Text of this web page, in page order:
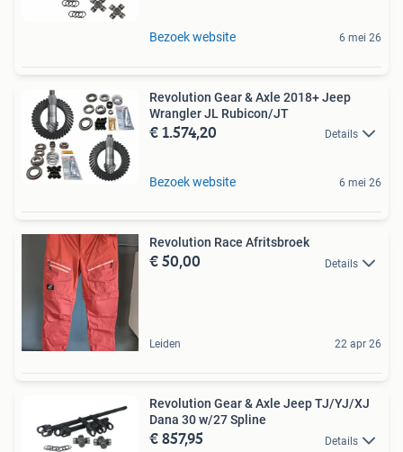
Bezoek website 6 mei 26
Revolution Gear & Axle 2018+ Jeep
Wrangler JL Rubicon/JT
€ 1.574,20 Details
Bezoek website 6 mei 26
Revolution Race Afritsbroek
€ 50,00 Details
Leiden 22 apr 26
Revolution Gear & Axle Jeep TJ/YJ/XJ
Dana 30 w/27 Spline
€ 857,95 Details